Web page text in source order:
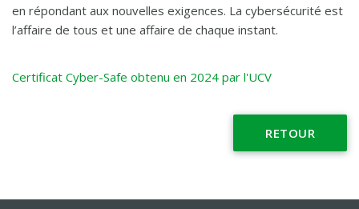
en répondant aux nouvelles exigences. La cybersécurité est
l’affaire de tous et une affaire de chaque instant.
Certificat Cyber-Safe obtenu en 2024 par l'UCV
RETOUR